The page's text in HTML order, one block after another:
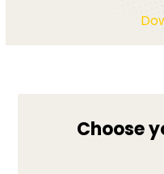
Choose